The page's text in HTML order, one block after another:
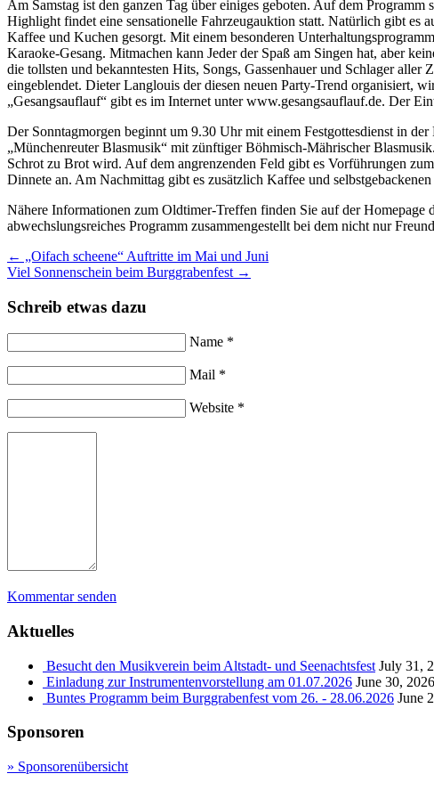
Am Samstag ist den ganzen Tag über einiges geboten. Auf dem
Highlight findet eine sensationelle Fahrzeugauktion statt. Natürlich gibt es
Kaffee und Kuchen gesorgt. Mit einem besonderen
Karaoke-Gesang. Mitmachen kann Jeder der Spaß am Singen hat, aber
die tollsten und bekanntesten Hits, Songs, Gassenhauer und Schlager
eingeblendet. Dieter Langlouis der diesen neuen Party-Trend organisiert,
„Gesangsauflauf“ gibt es im Internet unter www.gesangsauflauf.de. Der
Der Sonntagmorgen beginnt um 9.30 Uhr mit einem Festgottesdienst in
„Münchenreuter Blasmusik“ mit zünftiger Böhmisch-Mährischer
Schrot zu Brot wird. Auf dem angrenzenden Feld gibt es Vorführungen
Dinnete an. Am Nachmittag gibt es zusätzlich Kaffee und
Nähere Informationen zum Oldtimer-Treffen finden Sie auf der
abwechslungsreiches Programm zusammengestellt bei dem nicht nur
← „Oifach scheene“ Auftritte im Mai und Juni
Viel Sonnenschein beim Burggrabenfest →
Schreib etwas dazu
Name *
Mail *
Website *
Kommentar senden
Aktuelles
Besucht den Musikverein beim Altstadt- und Seenachtsfest July 31,
Einladung zur Instrumentenvorstellung am 01.07.2026 June 30, 2026
Buntes Programm beim Burggrabenfest vom 26. - 28.06.2026 June
Sponsoren
» Sponsorenübersicht